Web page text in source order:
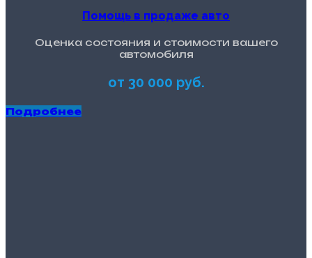
Помощь в продаже авто
Оценка состояния и стоимости вашего
автомобиля
от 30 000 руб.
Подробнее